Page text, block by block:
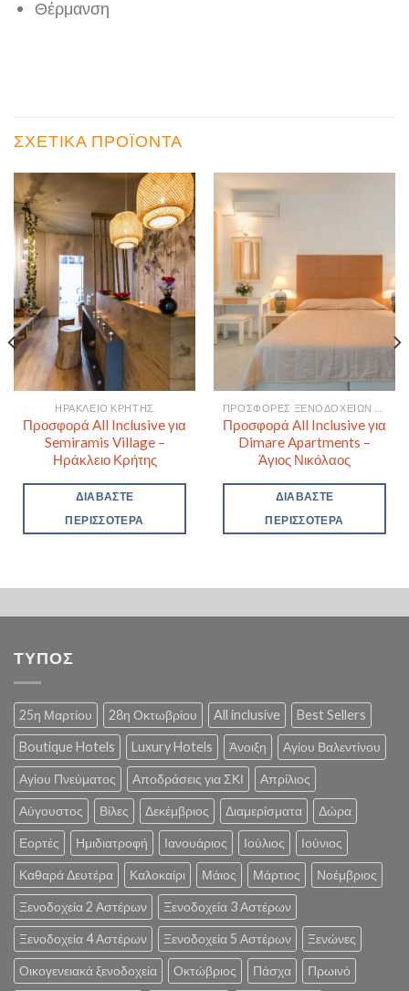
Θέρμανση
ΣΧΕΤΙΚΆ ΠΡΟΪΌΝΤΑ
ΗΡΆΚΛΕΙΟ ΚΡΉΤΗΣ
Προσφορά All Inclusive για
Semiramis Village –
Ηράκλειο Κρήτης
ΔΙΑΒΆΣΤΕ
ΠΕΡΙΣΣΌΤΕΡΑ
Προσφορά All Inclusive για
Dimare Apartments –
Άγιος Νικόλαος
ΔΙΑΒΆΣΤΕ
ΠΕΡΙΣΣΌΤΕΡΑ
ΤΥΠΟΣ
25η Μαρτίου 28η Οκτωβρίου All inclusive Best Sellers
Boutique Hotels Luxury Hotels Άνοιξη Αγίου Βαλεντίνου
Αγίου Πνεύματος Αποδράσεις για ΣΚΙ Απρίλιος
Αύγουστος Βίλες Δεκέμβριος Διαμερίσματα Δώρα
Εορτές Ημιδιατροφή Ιανουάριος Ιούλιος Ιούνιος
Καθαρά Δευτέρα Καλοκαίρι Μάιος Μάρτιος Νοέμβριος
Ξενοδοχεία 2 Αστέρων Ξενοδοχεία 3 Αστέρων
Ξενοδοχεία 4 Αστέρων Ξενοδοχεία 5 Αστέρων Ξενώνες
Οικογενειακά ξενοδοχεία Οκτώβριος Πάσχα Πρωινό